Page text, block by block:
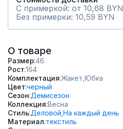
С примеркой: от 10,68 BYN
Без примерки: 10,59 BYN
О товаре
Размер 46
Рост 164
Комплектация Жакет, Юбка
Цвет черный
Сезон Демисезон
Коллекция Весна
Стиль Деловой, На каждый день
Материал текстиль